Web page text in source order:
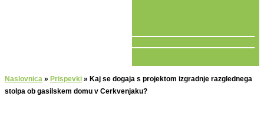
Naslovnica » Prispevki » Kaj se dogaja s projektom izgradnje razglednega
stolpa ob gasilskem domu v Cerkvenjaku?